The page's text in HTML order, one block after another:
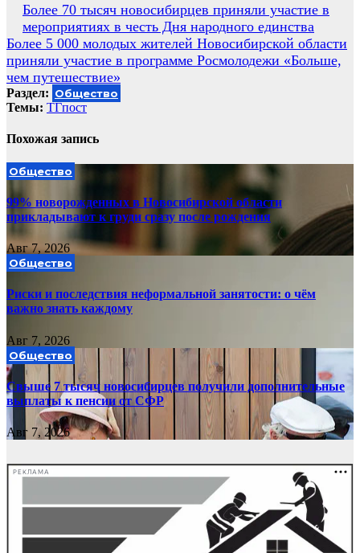
Навигация
по
записям
Более 70 тысяч новосибирцев приняли участие в
мероприятиях в честь Дня народного единства
Более 5 000 молодых жителей Новосибирской области
приняли участие в программе Росмолодежи «Больше,
чем путешествие»
Раздел: Общество
Темы: ТГпост
Похожая запись
Общество
99% новорожденных в Новосибирской области
прикладывают к груди сразу после рождения
Авг 7, 2026
Общество
Риски и последствия неформальной занятости: о чём
важно знать каждому
Авг 7, 2026
Общество
Свыше 7 тысяч новосибирцев получили дополнительные
выплаты к пенсии от СФР
Авг 7, 2026
РЕКЛАМА